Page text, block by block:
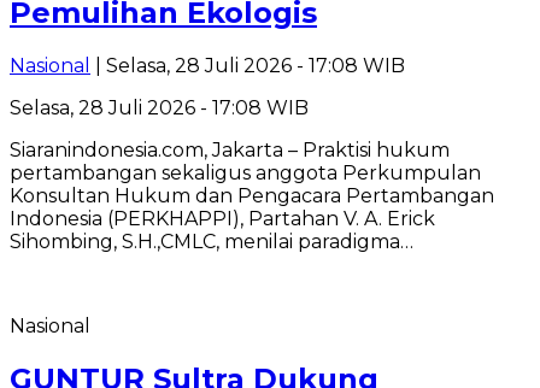
Pemulihan Ekologis
Nasional
| Selasa, 28 Juli 2026 - 17:08 WIB
Selasa, 28 Juli 2026 - 17:08 WIB
Siaranindonesia.com, Jakarta – Praktisi hukum
pertambangan sekaligus anggota Perkumpulan
Konsultan Hukum dan Pengacara Pertambangan
Indonesia (PERKHAPPI), Partahan V. A. Erick
Sihombing, S.H.,CMLC, menilai paradigma…
Nasional
GUNTUR Sultra Dukung